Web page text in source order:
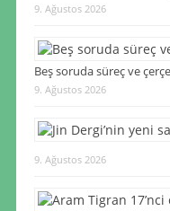
9. Ağustos 2026
Beş soruda süreç ve
9. Ağustos 2026
9. Ağustos 2026